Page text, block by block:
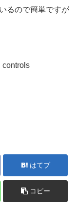
るので簡単ですが
controls
はてブ
コピー